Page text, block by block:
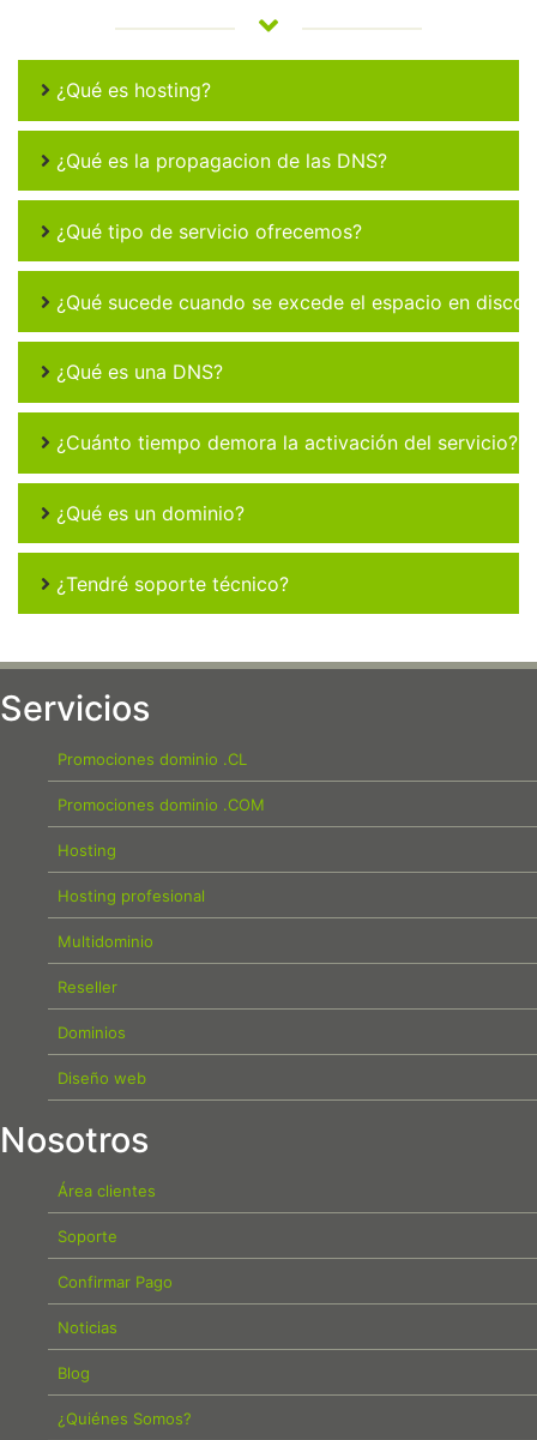
¿Qué es hosting?
¿Qué es la propagacion de las DNS?
¿Qué tipo de servicio ofrecemos?
¿Qué sucede cuando se excede el espacio en disco
¿Qué es una DNS?
¿Cuánto tiempo demora la activación del servicio?
¿Qué es un dominio?
¿Tendré soporte técnico?
Servicios
Promociones dominio .CL
Promociones dominio .COM
Hosting
Hosting profesional
Multidominio
Reseller
Dominios
Diseño web
Nosotros
Área clientes
Soporte
Confirmar Pago
Noticias
Blog
¿Quiénes Somos?